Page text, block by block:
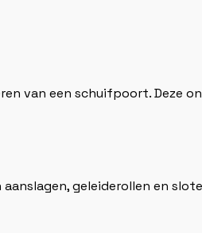
van een schuifpoort. Deze
geleiderollen en